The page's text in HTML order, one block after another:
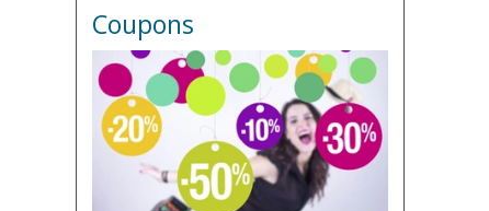
Coupons